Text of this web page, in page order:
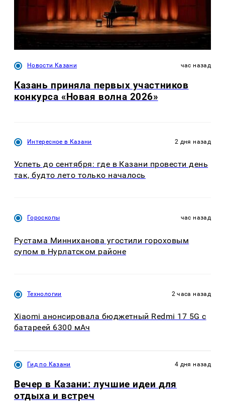
Новости Казани час назад
Казань приняла первых участников
конкурса «Новая волна 2026»
Интересное в Казани 2 дня назад
Успеть до сентября: где в Казани провести день
так, будто лето только началось
Гороскопы час назад
Рустама Минниханова угостили гороховым
супом в Нурлатском районе
Технологии 2 часа назад
Xiaomi анонсировала бюджетный Redmi 17 5G с
батареей 6300 мАч
Гид по Казани 4 дня назад
Вечер в Казани: лучшие идеи для
отдыха и встреч